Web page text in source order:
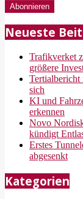
Neueste
Trafikverket
größere
Tertialbericht
sich
KI und
erkennen
Novo
kündigt
Erstes
abgesenkt
Kategorien